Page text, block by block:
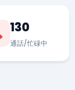
130
通話/忙碌中